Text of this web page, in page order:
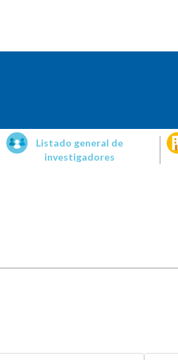
Listado general de
investigadores